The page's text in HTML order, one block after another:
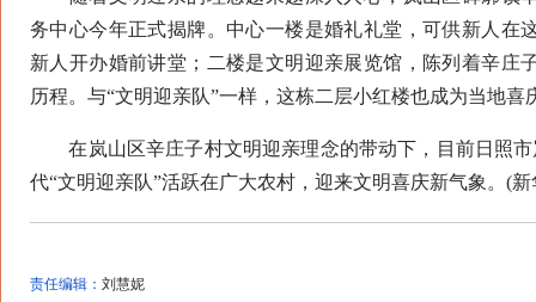
务中心今年正式揭牌。中心一楼是婚礼礼堂，可供新人在
新人开办婚前讲堂；二楼是文明迎亲展览馆，陈列着辛庄
历程。与“文明迎亲队”一样，这栋二层小红楼也成为当地喜
在岚山区辛庄子村文明迎亲理念的带动下，目前日照市
代“文明迎亲队”活跃在广大农村，迎来文明喜庆新气象。(新
责任编辑： 刘慧妮